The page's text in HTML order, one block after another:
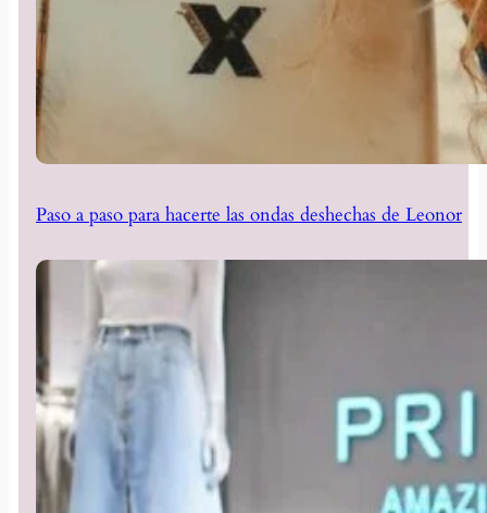
Paso a paso para hacerte las ondas deshechas de Leonor